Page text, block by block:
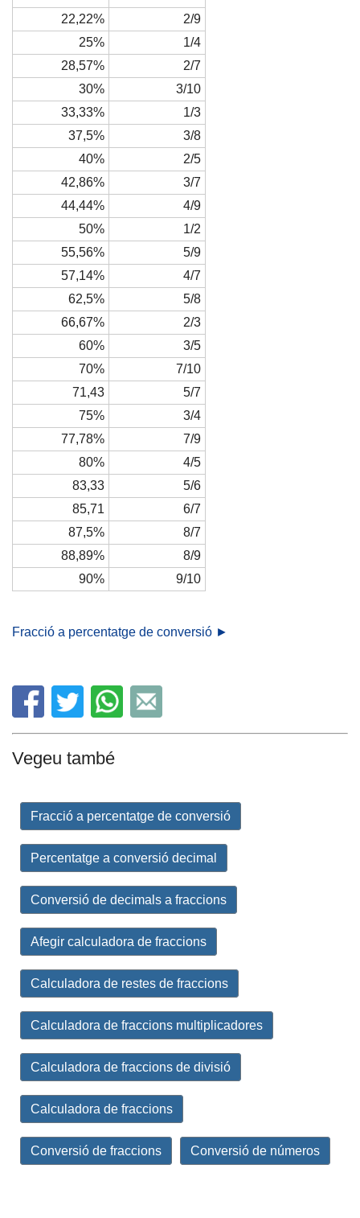
22,22%
2/9
25%
1/4
28,57%
2/7
30%
3/10
33,33%
1/3
37,5%
3/8
40%
2/5
42,86%
3/7
44,44%
4/9
50%
1/2
55,56%
5/9
57,14%
4/7
62,5%
5/8
66,67%
2/3
60%
3/5
70%
7/10
71,43
5/7
75%
3/4
77,78%
7/9
80%
4/5
83,33
5/6
85,71
6/7
87,5%
8/7
88,89%
8/9
90%
9/10
Fracció a percentatge de conversió ►
Vegeu també
Fracció a percentatge de conversió
Percentatge a conversió decimal
Conversió de decimals a fraccions
Afegir calculadora de fraccions
Calculadora de restes de fraccions
Calculadora de fraccions multiplicadores
Calculadora de fraccions de divisió
Calculadora de fraccions
Conversió de fraccions Conversió de números